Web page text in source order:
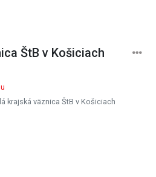
ŠtB v Košiciach
krajská väznica ŠtB v Košiciach